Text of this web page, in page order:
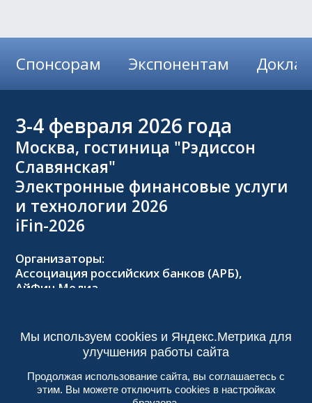
Спонсорам Экспонентам
3-4 февраля 2026 года
Москва, гостиница "Рэдиссон
Славянская"
Электронные финансовые услуги
и технологии 2026
iFin-2026
Организаторы:
Ассоциация российских банков (АРБ),
АйФин Медиа
Тел.: +7 (495) 229-8502, 2026@forumifin.ru
© 2013-2024, ООО «АйФин Медиа»
Мы используем cookies и Яндекс.Метрика для
улучшения работы сайта
Продолжая использование сайта, вы соглашаетесь с
этим. Вы можете отключить cookies в настройках